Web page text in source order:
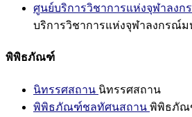
ศูนย์บริการวิชาการแห่งจุฬาลงก
บริการวิชาการแห่งจุฬาลงกรณ์ม
พิพิธภัณฑ์
นิทรรศสถาน นิทรรศสถาน
พิพิธภัณฑ์ชลทัศนสถาน พิพิธภัณ